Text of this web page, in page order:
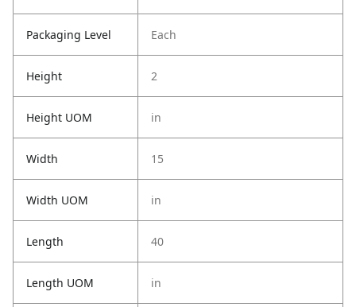
Packaging Level Each
Height 2
Height UOM in
Width 15
Width UOM in
Length 40
Length UOM in